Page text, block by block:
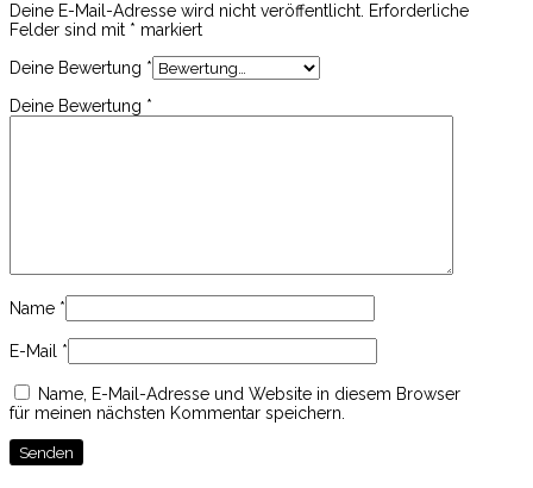
Deine E-Mail-Adresse wird nicht veröffentlicht. Erforderliche
Felder sind mit * markiert
Deine Bewertung *
Deine Bewertung *
Name *
E-Mail *
Name, E-Mail-Adresse und Website in diesem Browser
für meinen nächsten Kommentar speichern.